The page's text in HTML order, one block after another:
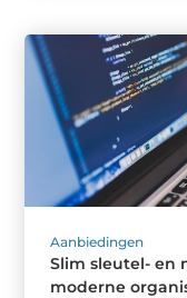
Aanbiedingen
Slim sleutel- en
moderne